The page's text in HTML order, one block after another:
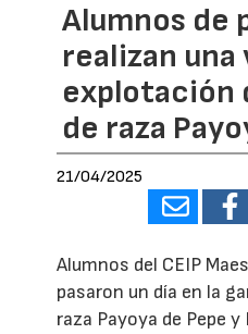
Alumnos de
realizan una
explotación
de raza
21/04/2025
Alumnos del CEIP
pasaron un día en la
raza Payoya de Pepe